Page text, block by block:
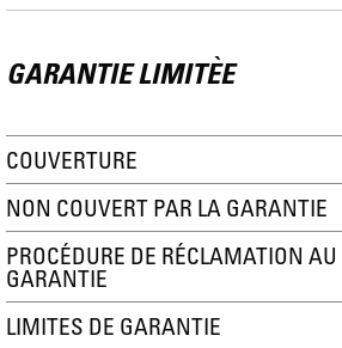
GARANTIE LIMITÈE
COUVERTURE
NON COUVERT PAR LA GARANTIE
PROCÉDURE DE RÉCLAMATION
GARANTIE
LIMITES DE GARANTIE